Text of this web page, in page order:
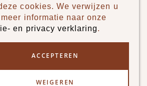
Over ons
voorwaarden
- Ruilen & Retourneren
cookies. We verwijzen u
informatie naar onze
en privacy verklaring.
ACCEPTEREN
WEIGEREN